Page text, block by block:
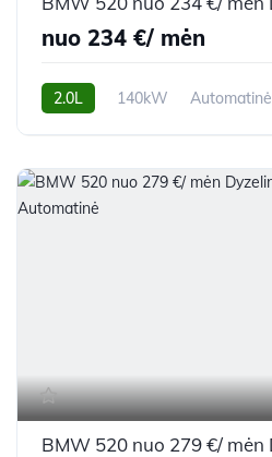
nuo 234 €/ mėn
2.0L 140kW Automatinė